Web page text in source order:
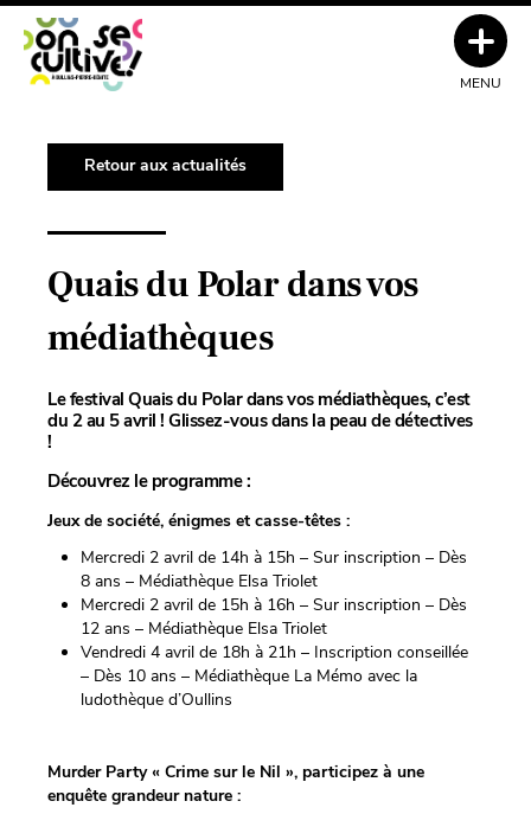
Retour aux actualités
Quais du Polar dans vos
médiathèques
Le festival Quais du Polar dans vos médiathèques, c’est
du 2 au 5 avril ! Glissez-vous dans la peau de détectives
!
Découvrez le programme :
Jeux de société, énigmes et casse-têtes :
Mercredi 2 avril de 14h à 15h – Sur inscription – Dès
8 ans – Médiathèque Elsa Triolet
Mercredi 2 avril de 15h à 16h – Sur inscription – Dès
12 ans – Médiathèque Elsa Triolet
Vendredi 4 avril de 18h à 21h – Inscription conseillée
– Dès 10 ans – Médiathèque La Mémo avec la
ludothèque d’Oullins
Murder Party « Crime sur le Nil », participez à une
enquête grandeur nature :
MENU